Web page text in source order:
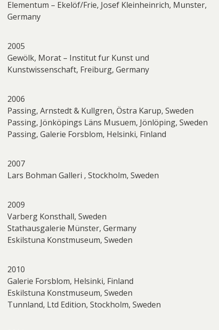
Elementum – Ekelöf/Frie, Josef Kleinheinrich, Munster,
Germany
2005
Gewölk, Morat – Institut fur Kunst und
Kunstwissenschaft, Freiburg, Germany
2006
Passing, Arnstedt & Kullgren, Östra Karup, Sweden
Passing, Jönköpings Läns Musuem, Jönlöping, Sweden
Passing, Galerie Forsblom, Helsinki, Finland
2007
Lars Bohman Galleri , Stockholm, Sweden
2009
Varberg Konsthall, Sweden
Stathausgalerie Münster, Germany
Eskilstuna Konstmuseum, Sweden
2010
Galerie Forsblom, Helsinki, Finland
Eskilstuna Konstmuseum, Sweden
Tunnland, Ltd Edition, Stockholm, Sweden